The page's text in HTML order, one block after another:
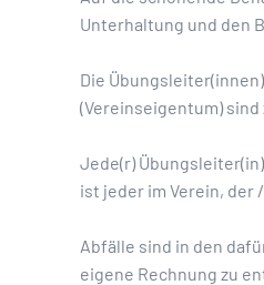
Unterhaltung und den
Die
(Vereinseigentum) sind
Jede(r)
ist jeder im Verein, der
Abfälle sind in den
eigene Rechnung zu